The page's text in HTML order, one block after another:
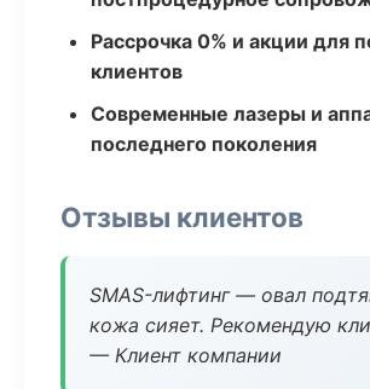
Рассрочка 0% и акции для
клиентов
Современные лазеры и
последнего поколения
Отзывы клиентов
SMAS-лифтинг — овал
кожа сияет. Рекомендую
— Клиент компании